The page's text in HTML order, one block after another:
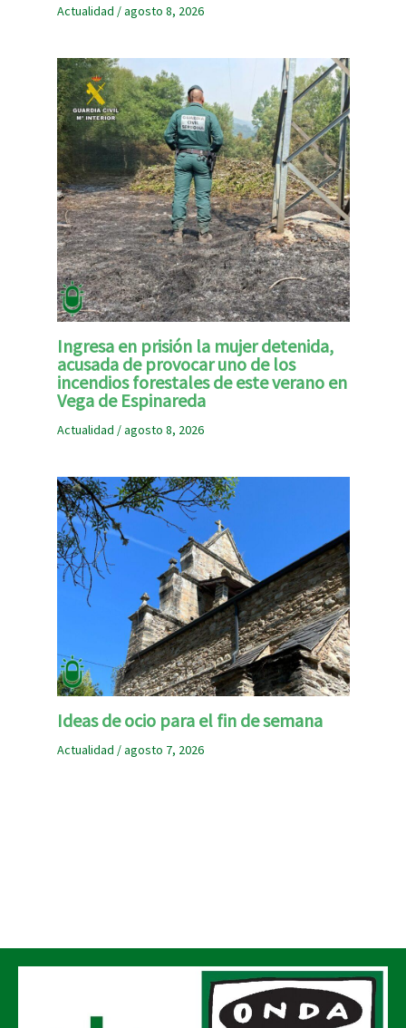
Actualidad /agosto 8, 2026
Ingresa en prisión la mujer detenida,
acusada de provocar uno de los
incendios forestales de este verano en
Vega de Espinareda
Actualidad /agosto 8, 2026
Ideas de ocio para el fin de semana
Actualidad /agosto 7, 2026